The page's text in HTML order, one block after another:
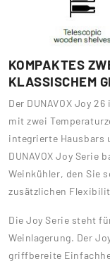
KOMPAKTES
KLASSISCHEM
Der DUNAVOX Joy
mit zwei
integrierte Hausbars
DUNAVOX Joy Serie
Weinkühler, den Sie
zusätzlichen
Die Joy Serie steht
Weinlagerung. Der
griffbereite